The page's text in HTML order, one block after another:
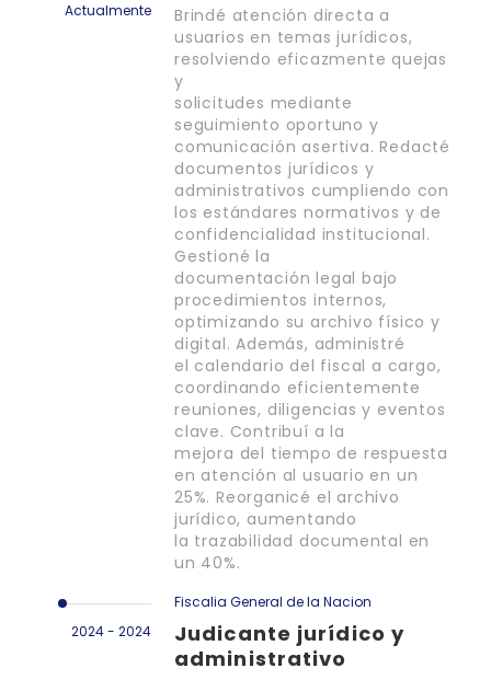
Actualmente
Brindé atención directa a
usuarios en temas jurídicos,
resolviendo eficazmente quejas
y
solicitudes mediante
seguimiento oportuno y
comunicación asertiva. Redacté
documentos jurídicos y
administrativos cumpliendo con
los estándares normativos y de
confidencialidad institucional.
Gestioné la
documentación legal bajo
procedimientos internos,
optimizando su archivo físico y
digital. Además, administré
el calendario del fiscal a cargo,
coordinando eficientemente
reuniones, diligencias y eventos
clave. Contribuí a la
mejora del tiempo de respuesta
en atención al usuario en un
25%. Reorganicé el archivo
jurídico, aumentando
la trazabilidad documental en
un 40%.
2024 - 2024
Fiscalia General de la Nacion
Judicante jurídico y
administrativo